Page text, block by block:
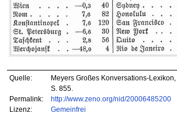
Quelle:
Meyers Großes Konversations-
S. 855.
Permalink:
http://www.zeno.org/nid/20006485200
Lizenz:
Gemeinfrei